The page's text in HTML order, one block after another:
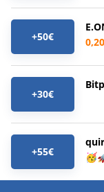
+50€
+30€
+55€